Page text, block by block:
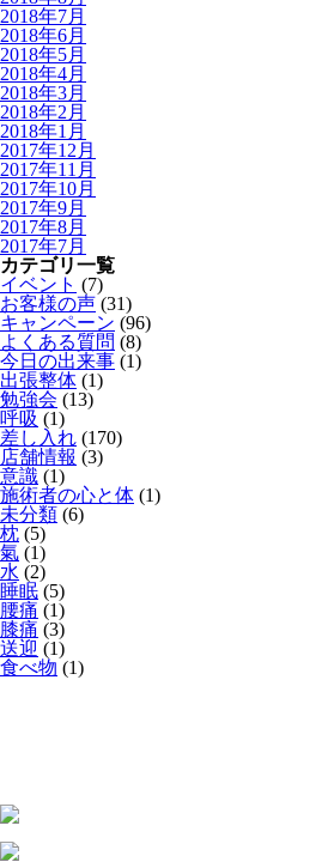
2018年7月
2018年6月
2018年5月
2018年4月
2018年3月
2018年2月
2018年1月
2017年12月
2017年11月
2017年10月
2017年9月
2017年8月
2017年7月
カテゴリ一覧
イベント (7)
お客様の声 (31)
キャンペーン (96)
よくある質問 (8)
今日の出来事 (1)
出張整体 (1)
勉強会 (13)
呼吸 (1)
差し入れ (170)
店舗情報 (3)
意識 (1)
施術者の心と体 (1)
未分類 (6)
枕 (5)
氣 (1)
水 (2)
睡眠 (5)
腰痛 (1)
膝痛 (3)
送迎 (1)
食べ物 (1)